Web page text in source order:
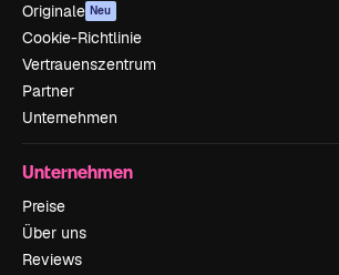
Originale Neu
Cookie-Richtlinie
Vertrauenszentrum
Partner
Unternehmen
Unternehmen
Preise
Über uns
Reviews